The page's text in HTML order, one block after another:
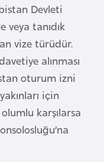
Devleti
veya tanıdık
vize türüdür.
alınması
oturum izni
için
karşılarsa